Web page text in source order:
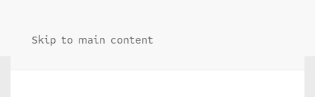
Skip to main content